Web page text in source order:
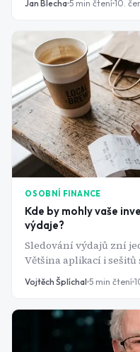
chyba nedá vzít zpět.
Jan Blecha 5 min čtení 10.
OSOBNÍ FINANCE
Kde by mohly vaše
výdaje?
Sledování výdajů zní
Většina aplikací i
Problém přitom není v
nastaveném systému.
Vojtěch Šplíchal 5 min čtení